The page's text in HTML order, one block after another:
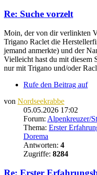
Re: Suche vorzelt
Moin, der von dir verlinkten
Trigano Raclet die
jemand anmerkte) und der
Vielleicht hast du mit
nur mit Trigano und/oder
Rufe den Beitrag auf
von Nordseekrabbe
05.05.2026 17:02
Forum: Alpenkreuzer/
Thema: Erster
Dorema
Antworten: 4
Zugriffe: 8284
Re: Erster